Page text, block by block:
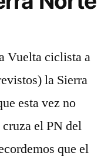
Vuelta ciclista a
la Sierra
esta vez no
el PN del
que el